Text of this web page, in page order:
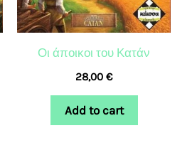
Οι άποικοι του Κατάν
28,00 €
Add to cart